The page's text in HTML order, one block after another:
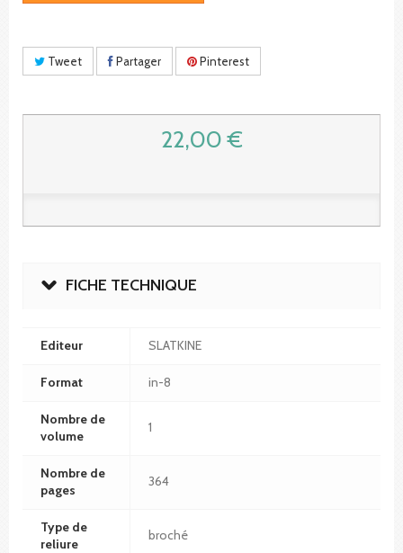
Tweet Partager Pinterest
22,00 €
FICHE TECHNIQUE
Editeur SLATKINE
Format in-8
Nombre de
volume
1
Nombre de
pages
364
Type de
reliure
broché